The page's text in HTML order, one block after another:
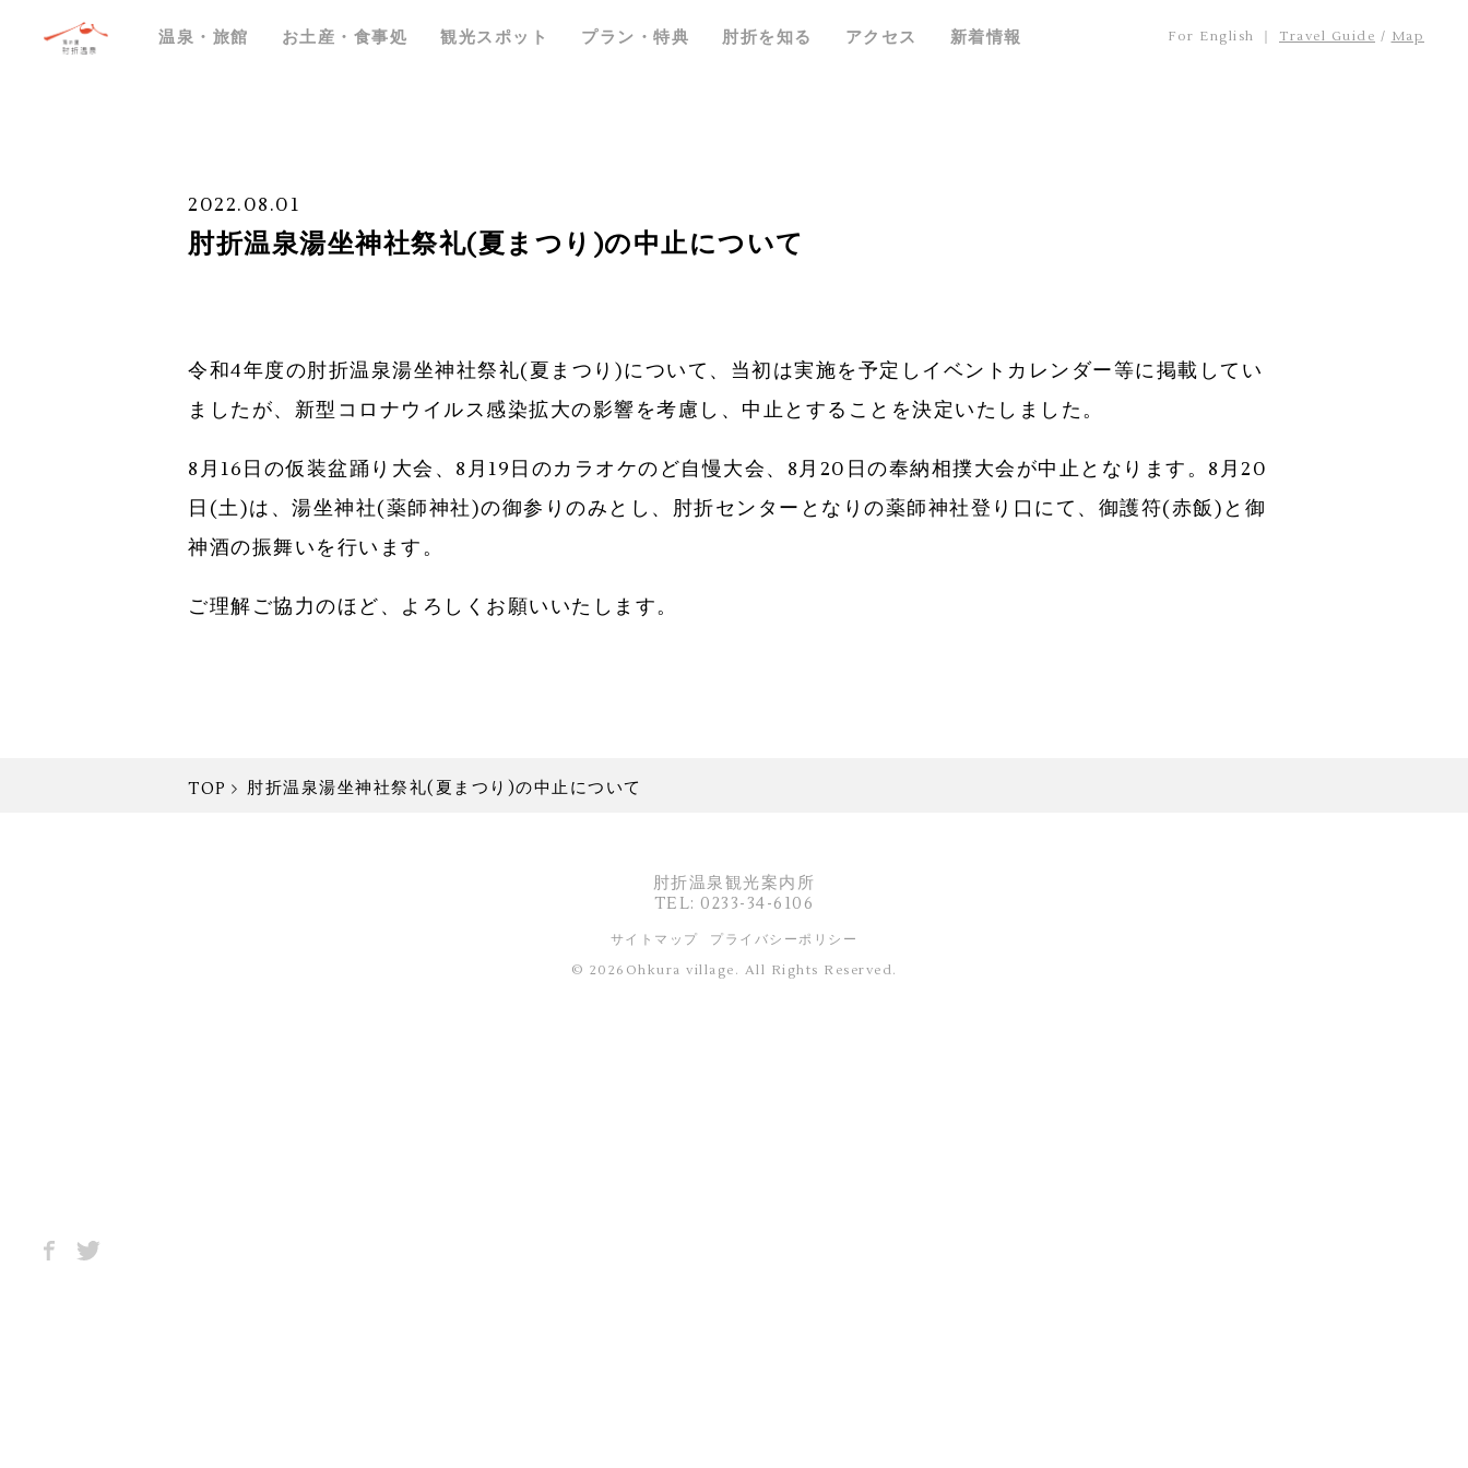
温泉・旅館 お土産・食事処 観光スポット プラン・特典 肘折を知る アクセス 新着情報 For English ｜ Travel Guide / Map
2022.08.01
肘折温泉湯坐神社祭礼(夏まつり)の中止について
令和4年度の肘折温泉湯坐神社祭礼(夏まつり)について、当初は実施を予定しイベントカレンダー等に掲載してい
ましたが、新型コロナウイルス感染拡大の影響を考慮し、中止とすることを決定いたしました。
8月16日の仮装盆踊り大会、8月19日のカラオケのど自慢大会、8月20日の奉納相撲大会が中止となります。8月20
日(土)は、湯坐神社(薬師神社)の御参りのみとし、肘折センターとなりの薬師神社登り口にて、御護符(赤飯)と御
神酒の振舞いを行います。
ご理解ご協力のほど、よろしくお願いいたします。
TOP 肘折温泉湯坐神社祭礼(夏まつり)の中止について
肘折温泉観光案内所
TEL: 0233-34-6106
サイトマップ
プライバシーポリシー
© 2026Ohkura village. All Rights Reserved.